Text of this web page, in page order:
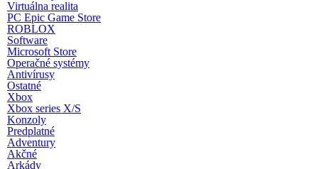
Virtuálna realita
PC Epic Game Store
ROBLOX
Software
Microsoft Store
Operačné systémy
Antivírusy
Ostatné
Xbox
Xbox series X/S
Konzoly
Predplatné
Adventury
Akčné
Arkády